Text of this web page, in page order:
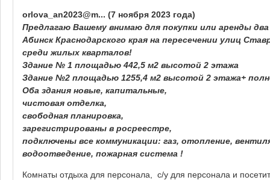
orlova_an2023@m... (7 ноября 2023 года)
Предлагаю Вашему внимаю для покупки или аренды
Абинск Краснодарского края на пересечении улиц
среди жилых кварталов!
Здание № 1 площадью 442,5 м2 высотой 2 этажа
Здание №2 площадью 1255,4 м2 высотой 2 этажа+
Оба здания новые, капитальные,
чистовая отделка,
свободная планировка,
зарегистрированы в росреестре,
подключены все коммуникации: газ, отопление,
водоотведение, пожарная система !
Комнаты отдыха для персонала, с/у для персонала и